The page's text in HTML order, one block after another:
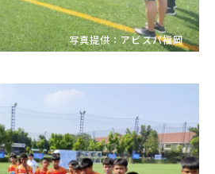
写真提供：アビスパ福岡